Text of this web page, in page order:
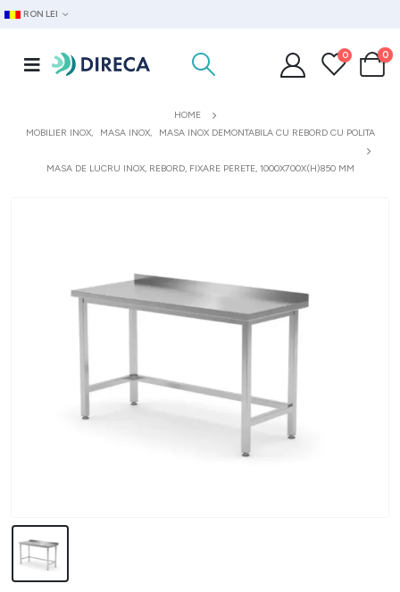
RON LEI
0 0
HOME
MOBILIER INOX, MASA INOX, MASA INOX DEMONTABILA CU REBORD CU POLITA
MASA DE LUCRU INOX, REBORD, FIXARE PERETE, 1000X700X(H)850 MM